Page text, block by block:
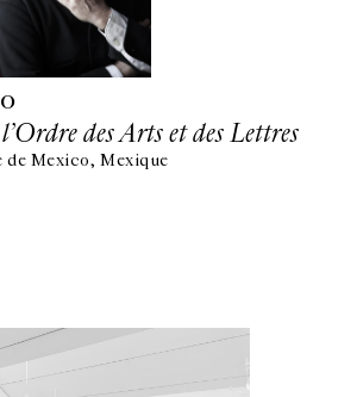
des Arts et des Lettres
de Mexico, Mexique